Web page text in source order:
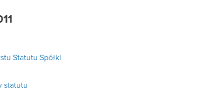
Statutu Spółki
statutu